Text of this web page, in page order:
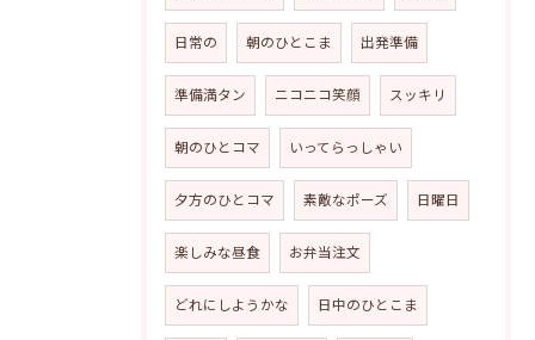
日常の 朝のひとこま 出発準備
準備満タン ニコニコ笑顔 スッキリ
朝のひとコマ いってらっしゃい
夕方のひとコマ 素敵なポーズ 日曜日
楽しみな昼食 お弁当注文
どれにしようかな 日中のひとこま